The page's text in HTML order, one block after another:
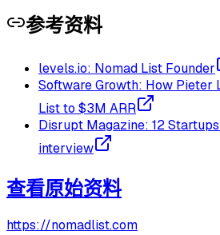
参考资料
levels.io: Nomad List Founder
Software Growth: How Pieter
List to $3M ARR
Disrupt Magazine: 12
interview
查看原始资料
https://nomadlist.com